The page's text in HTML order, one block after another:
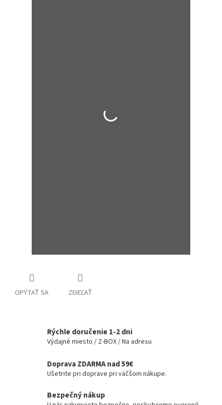
OPÝTAŤ SA ZDIEĽAŤ
Rýchle doručenie 1-2 dni
Výdajné miesto / Z-BOX / Na adresu
Doprava ZDARMA nad 59€
Ušetrite pri doprave pri väčšom nákupe.
Bezpečný nákup